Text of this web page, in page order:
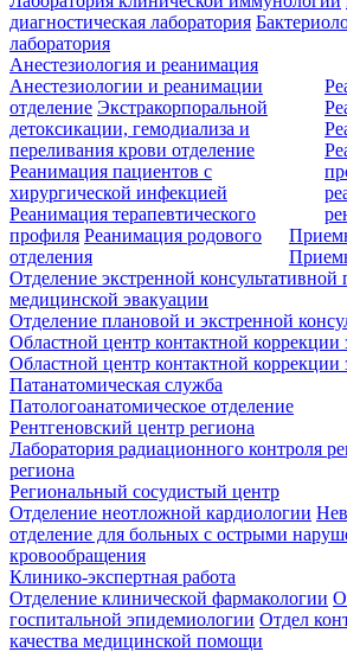
диагностическая лаборатория
лаборатория
Анестезиология и реанимация
Анестезиологии и реанимации
отделение Экстракорпоральной
детоксикации, гемодиализа и
переливания крови отделение
Реанимация пациентов с
хирургической инфекцией
Реанимация терапевтического
профиля Реанимация родового
отделения
Отделение экстренной
медицинской эвакуации
Отделение плановой и экстренной
Областной центр контактной коррекции
Областной центр контактной коррекции
Патанатомическая служба
Патологоанатомическое отделение
Рентгеновский центр региона
Лаборатория радиационного контроля
региона
Региональный сосудистый центр
Отделение неотложной кардиологии
отделение для больных с острыми
кровообращения
Клинико-экспертная работа
Отделение клинической фармакологии
госпитальной эпидемиологии Отдел
качества медицинской помощи